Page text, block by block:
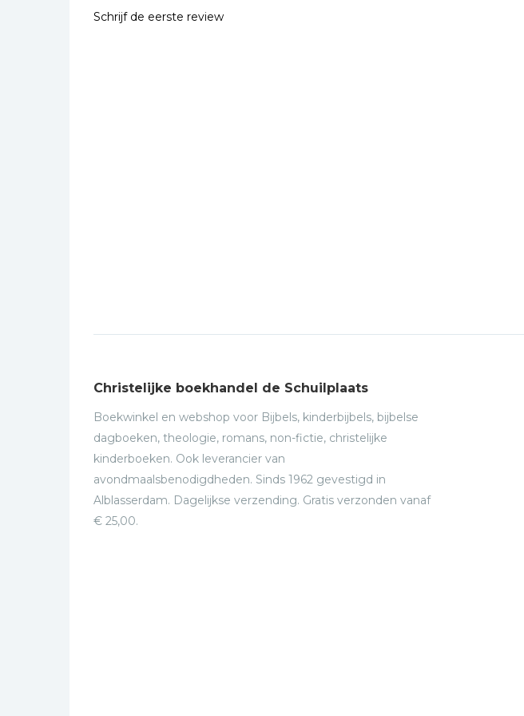
Schrijf de eerste review
Christelijke boekhandel de Schuilplaats
Boekwinkel en webshop voor Bijbels, kinderbijbels, bijbelse
dagboeken, theologie, romans, non-fictie, christelijke
kinderboeken. Ook leverancier van
avondmaalsbenodigdheden. Sinds 1962 gevestigd in
Alblasserdam. Dagelijkse verzending. Gratis verzonden vanaf
€ 25,00.